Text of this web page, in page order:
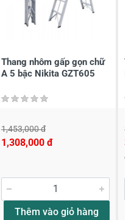
Thang nhôm gấp gọn chữ
A 5 bậc Nikita GZT605
1,453,000 đ
1,308,000 đ
Thêm vào giỏ hàng